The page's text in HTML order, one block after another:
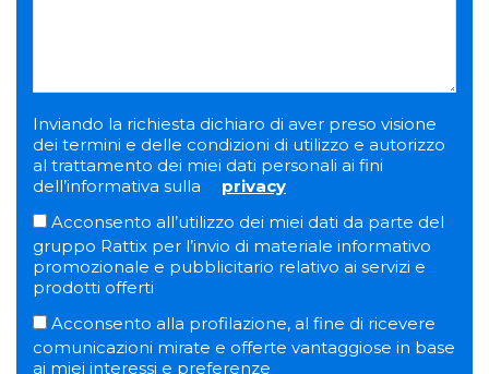
Inviando la richiesta dichiaro di aver preso visione
dei termini e delle condizioni di utilizzo e autorizzo
al trattamento dei miei dati personali ai fini
dell’informativa sulla
privacy
Acconsento all’utilizzo dei miei dati da parte del
gruppo Rattix per l’invio di materiale informativo
promozionale e pubblicitario relativo ai servizi e
prodotti offerti
Acconsento alla profilazione, al fine di ricevere
comunicazioni mirate e offerte vantaggiose in base
ai miei interessi e preferenze